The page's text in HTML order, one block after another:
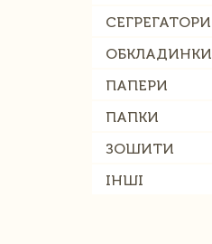
СЕГРЕГАТОРИ
ОБКЛАДИНКИ
ПАПЕРИ
ПАПКИ
ЗОШИТИ
ІНШІ